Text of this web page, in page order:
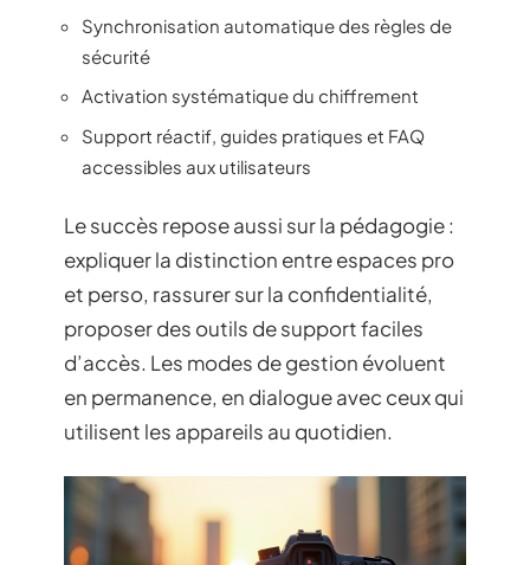
Synchronisation automatique des règles de
sécurité
Activation systématique du chiffrement
Support réactif, guides pratiques et FAQ
accessibles aux utilisateurs
Le succès repose aussi sur la pédagogie :
expliquer la distinction entre espaces pro
et perso, rassurer sur la confidentialité,
proposer des outils de support faciles
d’accès. Les modes de gestion évoluent
en permanence, en dialogue avec ceux qui
utilisent les appareils au quotidien.